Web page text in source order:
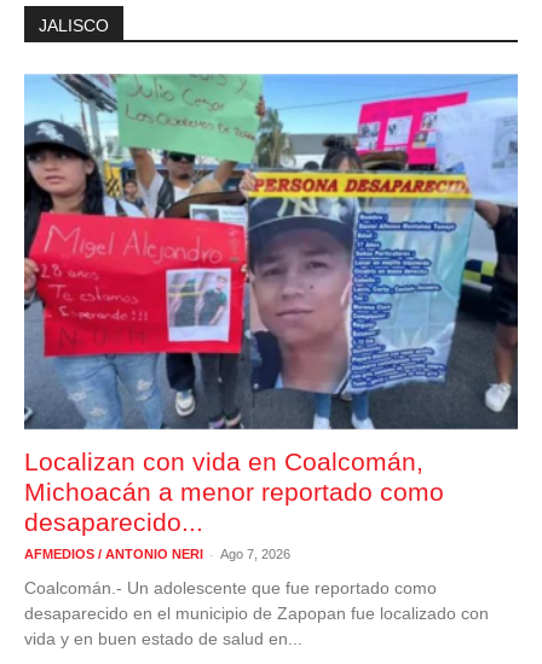
JALISCO
Localizan con vida en Coalcomán,
Michoacán a menor reportado como
desaparecido...
AFMEDIOS / ANTONIO NERI - Ago 7, 2026
Coalcomán.- Un adolescente que fue reportado como
desaparecido en el municipio de Zapopan fue localizado con
vida y en buen estado de salud en...